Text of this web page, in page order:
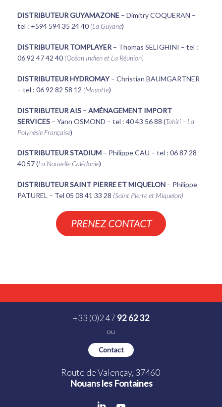
DISTRIBUTEUR GUYAMAZONE– Dimitry COQUERAN –
tel : +594 594 35 24 40 (La Guyane)
DISTRIBUTEUR TOMPLAYER– Thomas SELIGHINI – tel :
06 92 47 42 40 (Océan Indien et La Réunion)
DISTRIBUTEUR HYDROMAY– Christian BAUMGARTNER
– tel : 06 92 82 58 12 (Mayotte)
DISTRIBUTEUR AIS – AMÉNAGEMENT IMPORT
SERVICES– Yann OSMOND – tel : 40 43 56 88 (Tahiti – La
Polynésie Française)
DISTRIBUTEUR STADIUM– Philippe CAU – tel : 06 87 28
40 57 (La Nouvelle Calédonie)
DISTRIBUTEUR SAINT PIERRE ET MIQUELON – Philippe
PATUREL – Tel 05 08 41 33 28 (Saint Pierre et Miquelon)
PRENEZ CONTACT
+33 (0)2 47 92 62 32
ou
Contact
Route de Valençay, 37460
Nouans les Fontaines